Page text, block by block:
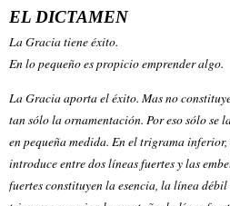
EL DICTAMEN
La Gracia tiene éxito.
En lo pequeño es propicio emprender algo.
La Gracia aporta el éxito. Mas no
tan sólo la ornamentación. Por eso sólo se
en pequeña medida. En el trigrama
introduce entre dos líneas fuertes y las
fuertes constituyen la esencia, la línea